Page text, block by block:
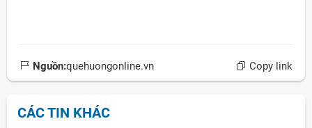
Nguồn:quehuongonline.vn Copy link
CÁC TIN KHÁC